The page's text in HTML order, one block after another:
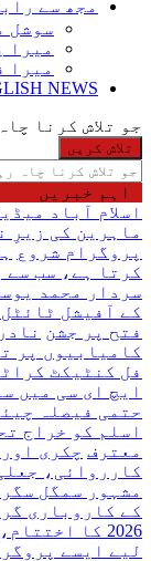
مجھ سے
سوشل
میرا
میرا
NEWS
جو تلاش کرنا
اہم خبریں
اسلام آباد
ماہرین کی زیرِ
پروگرام شروع
کرتا ہے، سب سے
سردار محمد
کے آفیشل
فتح پر جشن
کامیابیوں پر
فل کنٹیکٹ
ایچ ای سی میں
حتمی فیصلہ
اسلم کو خراج
معترف چکری
کارروائی، جعلی
مشہور سمگل
کے کاروباری
2026 کا
لیے ایسے